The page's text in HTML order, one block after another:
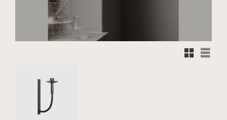
Rutnätsvy
Listvy